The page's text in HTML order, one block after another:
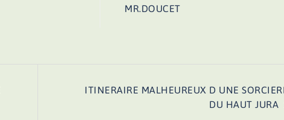
MR.DOUCET
ITINERAIRE MALHEUREUX D UNE
DU HAUT JURA